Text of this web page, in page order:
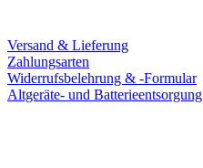
Versand & Lieferung
Zahlungsarten
Widerrufsbelehrung & -Formular
Altgeräte- und Batterieentsorgung